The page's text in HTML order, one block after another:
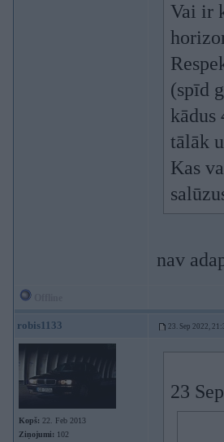
Vai ir
(spīd
kādus
tālāk
Kas
nav
robis1133 23. Sep 2022,
Kopš: 22. Feb 2013
Ziņojumi: 102
23